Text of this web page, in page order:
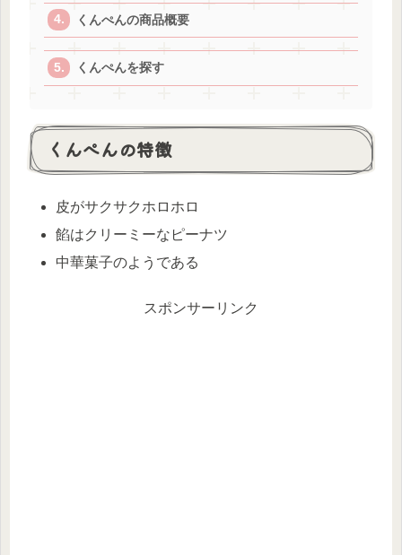
くんぺんの商品概要
くんぺんを探す
くんぺんの特徴
皮がサクサクホロホロ
餡はクリーミーなピーナツ
中華菓子のようである
スポンサーリンク